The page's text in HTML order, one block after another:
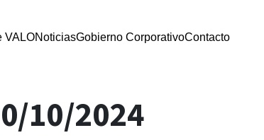
VALONoticiasGobierno CorporativoContacto
10/2024